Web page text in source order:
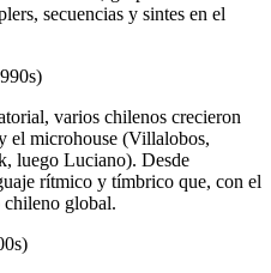
secuencias y sintes en el
varios chilenos crecieron
el microhouse (Villalobos,
luego Luciano). Desde
rítmico y tímbrico que, con el
global.